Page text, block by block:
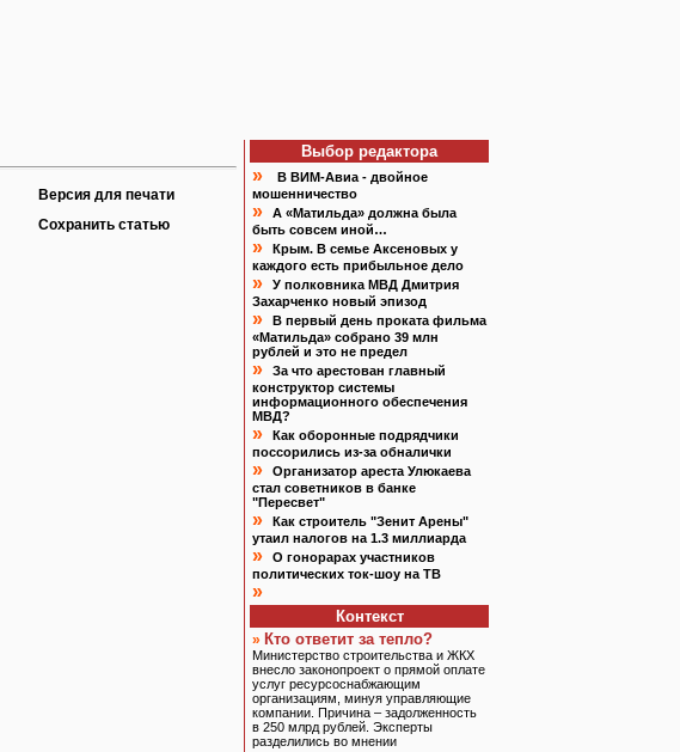
Версия для печати
Сохранить статью
Выбор редактора
»
В ВИМ-Авиа - двойное
мошенничество
»
А «Матильда» должна была
быть совсем иной…
»
Крым. В семье Аксеновых у
каждого есть прибыльное дело
»
У полковника МВД Дмитрия
Захарченко новый эпизод
»
В первый день проката фильма
«Матильда» собрано 39 млн
рублей и это не предел
»
За что арестован главный
конструктор системы
информационного обеспечения
МВД?
»
Как оборонные подрядчики
поссорились из-за обналички
»
Организатор ареста Улюкаева
стал советников в банке
"Пересвет"
»
Как строитель "Зенит Арены"
утаил налогов на 1.3 миллиарда
»
О гонорарах участников
политических ток-шоу на ТВ
»
Контекст
» Кто ответит за тепло?
Министерство строительства и ЖКХ
внесло законопроект о прямой оплате
услуг ресурсоснабжающим
организациям, минуя управляющие
компании. Причина – задолженность
в 250 млрд рублей. Эксперты
разделились во мнении